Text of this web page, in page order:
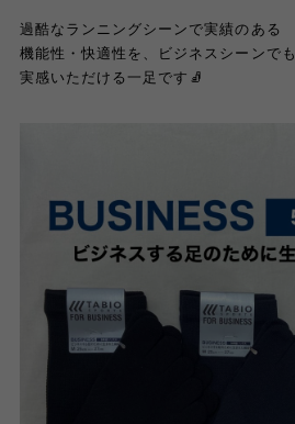
過酷なランニングシーンで実績のある
機能性・快適性を、ビジネスシーンでも
実感いただける一足です🧦